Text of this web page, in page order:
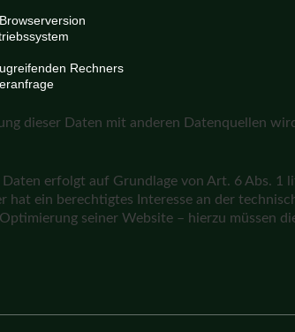
Rechners
dieser Daten mit anderen Datenquellen
Daten erfolgt auf Grundlage von Art. 6 Abs. 1
hat ein berechtigtes Interesse an der
seiner Website – hierzu müssen